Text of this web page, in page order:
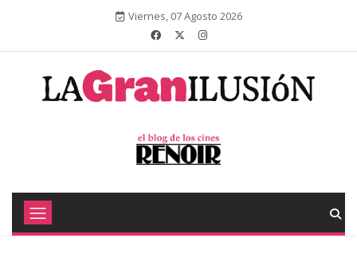
Viernes, 07 Agosto 2026